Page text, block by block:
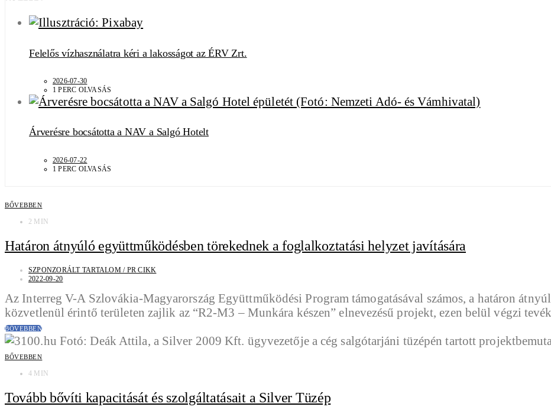
Felelős vízhasználatra kéri a lakosságot az ÉRV Zrt.
2026-07-30
1 PERC OLVASÁS
Árverésre bocsátotta a NAV a Salgó Hotelt
2026-07-22
1 PERC OLVASÁS
BŐVEBBEN
2 MIN
Határon átnyúló együttműködésben törekednek a foglalkoztatási helyzet javítására
SZPONZORÁLT TARTALOM / PR CIKK
2022-09-20
Az Interreg V-A Szlovákia-Magyarország Együttműködési Program támogatásával számos, a határon
közvetlenül érintő területen zajlik az “R2-M3 – Munkára készen” elnevezésű projekt, ezen belül végzi
BŐVEBBEN
BŐVEBBEN
4 MIN
Tovább bővíti kapacitását és szolgáltatásait a Silver Tüzép